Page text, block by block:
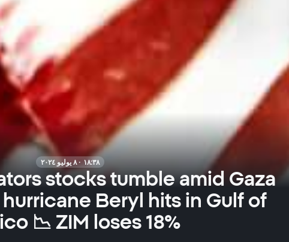
١٨:٣٨ · ٨ يوليو ٢٠٢٤
stocks tumble amid Gaza
Beryl hits in Gulf of
📉 ZIM loses 18%